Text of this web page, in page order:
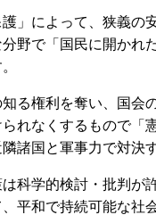
」によって、狭義の
野で「国民に開かれ
る権利を奪い、国会
れなくするもので「
諸国と軍事力で対決
科学的検討・批判が
平和で持続可能な